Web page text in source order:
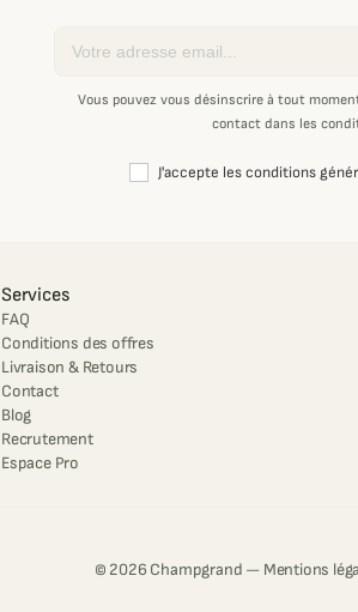
Vous pouvez vous désinscrire à tout
contact dans les
J'accepte les conditions
Services
FAQ
Conditions des offres
Livraison & Retours
Contact
Blog
Recrutement
Espace Pro
© 2026 Champgrand — Mentions